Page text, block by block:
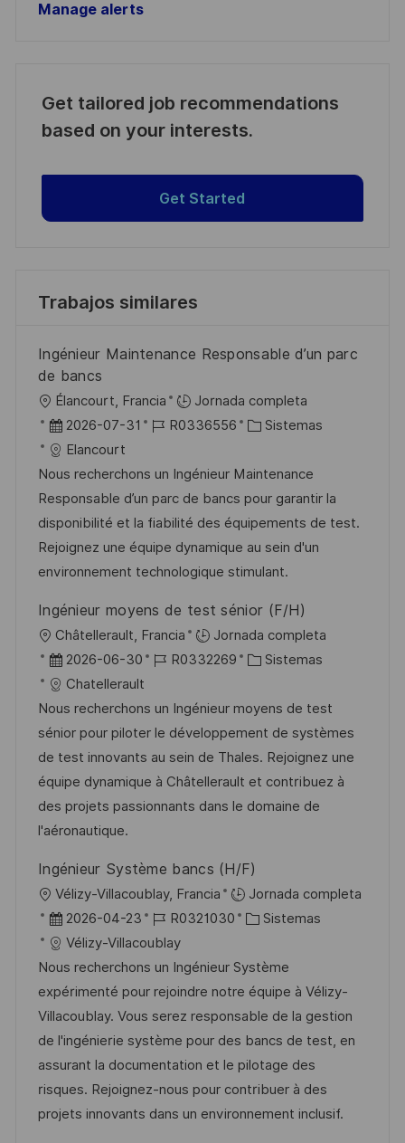
Manage alerts
Get tailored job recommendations
based on your interests.
Get Started
Trabajos similares
Ingénieur Maintenance Responsable d’un parc
de bancs
U
b
c
a
c
i
ó
Élancourt, Francia
Jornada completa
F
e
c
h
a
d
e
u
b
l
c
a
c
i
ó
n
2026-07-31
I
d
e
e
m
p
e
o
R0336556
C
t
e
g
o
r
a
Sistemas
Elancourt
Nous recherchons un Ingénieur Maintenance
Responsable d’un parc de bancs pour garantir la
disponibilité et la fiabilité des équipements de test.
Rejoignez une équipe dynamique au sein d'un
environnement technologique stimulant.
Ingénieur moyens de test sénior (F/H)
U
b
c
a
c
i
ó
n
Châtellerault, Francia
Jornada completa
F
e
c
h
a
d
e
p
b
l
i
c
a
c
i
ó
n
2026-06-30
I
d
e
e
m
p
o
R0332269
C
t
e
g
o
r
Sistemas
Chatellerault
Nous recherchons un Ingénieur moyens de test
sénior pour piloter le développement de systèmes
de test innovants au sein de Thales. Rejoignez une
équipe dynamique à Châtellerault et contribuez à
des projets passionnants dans le domaine de
l'aéronautique.
Ingénieur Système bancs (H/F)
U
b
c
a
c
i
ó
n
Vélizy-Villacoublay, Francia
Jornada completa
F
e
c
h
a
d
e
p
u
2026-04-23
I
D
d
e
e
m
p
l
e
R0321030
C
t
e
g
o
r
í
a
Sistemas
Vélizy-Villacoublay
Nous recherchons un Ingénieur Système
expérimenté pour rejoindre notre équipe à Vélizy-
Villacoublay. Vous serez responsable de la gestion
de l'ingénierie système pour des bancs de test, en
assurant la documentation et le pilotage des
risques. Rejoignez-nous pour contribuer à des
projets innovants dans un environnement inclusif.